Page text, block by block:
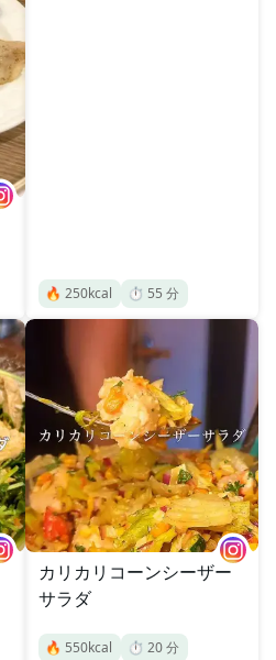
🔥 250kcal ⏱️ 55 分
カリカリコーンシーザー
サラダ
🔥 550kcal ⏱️ 20分